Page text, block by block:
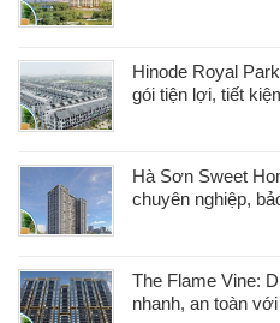
Hinode Royal
gói tiện lợi, tiết
Hà Sơn Sweet
chuyên nghiệp,
The Flame Vine:
nhanh, an toàn